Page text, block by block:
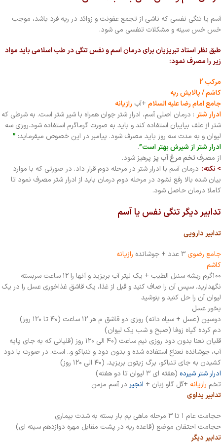
آسم یا تنگی نفسی که ناشی از تجمع عفونت و زوائد در ریه فرد باشد، موجب
خس خس سینه و مشکلات تنفسی می شود.
طبق نظر استاد تبریزیان برای درمان آسم و نفس تنگی در طب اسلامی باید مواد
زیر را مصرف نمود:
مرکب 2
کاشم / پالایش ریه
جامع امام رضا علیه السلام +آب رازیانه
ادرار شتر : درمان اصلی آسم، ادرار شتر جوان همراه با شیر شتر است. به شرطی که
شتر از علف بیایبان استفاده کند و باید به صورت گرماگرم استفاده شود.روزی سه
لیوان و به مدت سه روز باید مصرف شود. پیامبر در این خصوص میفرماید: ”
ادرار شتر از شیرش بهتر است”.
از مصرف تخم مرغ آب پز پرهیز شود.
> نکته: درمان آسم با ادرار شتر در مرحله دوم قرار داد. در صورتی که با موارد
بیان شده بالا رفع نشود در مرحله دوم درمان باید از ادرار شتر مصرف نمود تا
کاملا درمان حاصل شود.
تدابیر دیگر تنگی نفس یا آسم
تدابیر دارویی
جامع رضوی
رازیانه
کاشم
۱۰۰گرم ریشه سنبل الطیب + یک لیتر آب بریزید و آنها را ۱۲ ساعت سربسته
نگهدارید. سپس آن را صاف کنید و قبل از غذا، یک قاشق غذاخوری عسل را در یک
لیوان آن را حل کنید و بنوشید
بخور عسل
دوسین (عسل + سیاه دانه) روزی دو قاشق م هر ۱۲ ساعت (۴۰ تا ۱۲۰ روز)
دم کرده گیاه زوفا (صبح و شب یک لیوان)
قلیان نعنا بدون دود روزی نیم ساعت (۴۰ الی ۱۲۰ روز (قلیانی که به جای پایه
آب، جوشانده نعناع استفاده شده و بدون دود و تنباکو و.. است. در صورت با دود
کشیدن به جای تنباکو، برگ زیتون بریزید. (۴۰ الی ۱۲۰ روز)
ادرار شتر شیرده (هفته ای ۳ لیوان تا دو هفته)
تخم رازیانه +گل گاو زبان + انجیر در آسم مزمن
تدابیر یداوی
حجامت عام ۱ تا ۳ مرحله ماهی یم بار بسته به شدت بیماری
حجامت احتقان موضع (قاعده ریه در پشت مقابل مهره دوازدهم سینه ای)
تدابیر دیگر